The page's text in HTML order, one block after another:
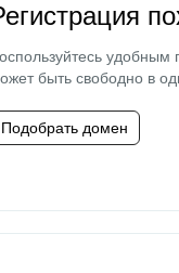
быть свободно в
Подобрать домен